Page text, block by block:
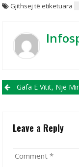
Gjithsej të etiketuara
Post navigation
Gafa E Vitit, Një Minutë Heshtje Për Futbollistin Që Ishte Në
Leave a Reply